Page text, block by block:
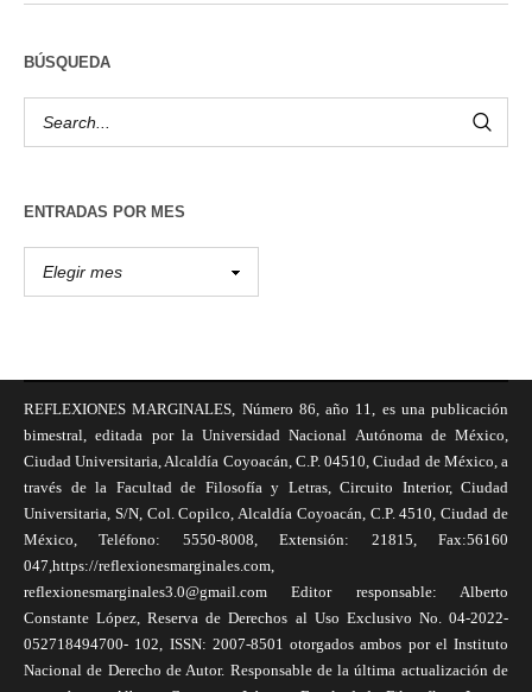
BÚSQUEDA
ENTRADAS POR MES
REFLEXIONES MARGINALES, Número 86, año 11, es una publicación
bimestral, editada por la Universidad Nacional Autónoma de México,
Ciudad Universitaria, Alcaldía Coyoacán, C.P. 04510, Ciudad de México, a
través de la Facultad de Filosofía y Letras, Circuito Interior, Ciudad
Universitaria, S/N, Col. Copilco, Alcaldía Coyoacán, C.P. 4510, Ciudad de
México, Teléfono: 5550-8008, Extensión: 21815, Fax:56160
047,https://reflexionesmarginales.com,
reflexionesmarginales3.0@gmail.com Editor responsable: Alberto
Constante López, Reserva de Derechos al Uso Exclusivo No. 04-2022-
052718494700- 102, ISSN: 2007-8501 otorgados ambos por el Instituto
Nacional de Derecho de Autor. Responsable de la última actualización de